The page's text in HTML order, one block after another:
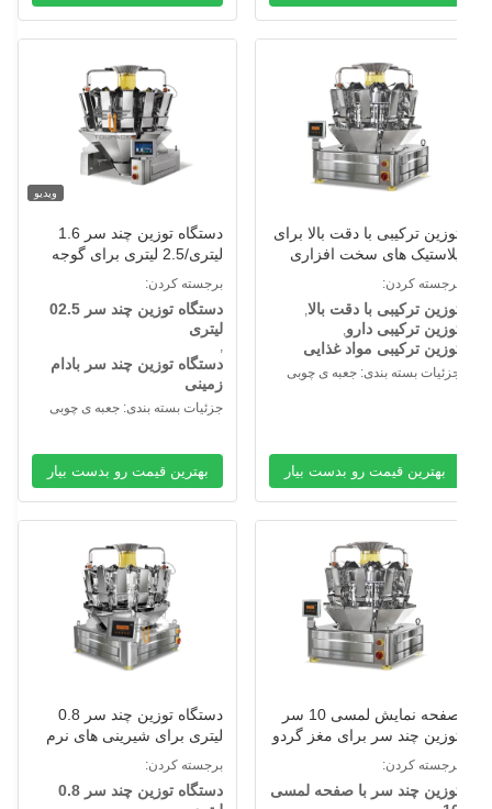
ترکیبی با دقت بالا برای
های سخت افزاری
مواد غذایی
کردن:
ترکیبی با دقت بالا,
ترکیبی دارو ,
ترکیبی مواد غذایی
بسته بندی: جعبه ی چوبی
بهترین قیمت رو بدست بیار
دستگاه توزین چند سر 1.6
لیتری/2.5 لیتری برای گوجه
فرنگی گیلاسی کوفته بادام
زمینی منجمد
برجسته کردن:
دستگاه توزین چند سر 02.5
دستگاه توزین چند سر بادام
زمینی
جزئیات بسته بندی: جعبه ی چوبی
بهترین قیمت رو بدست بیار
صفحه نمایش لمسی 10 سر
چند سر برای مغز گردو
کدو حلوایی
کردن:
چند سر با صفحه لمسی
دستگاه توزین چند سر 0.8
لیتری برای شیرینی های نرم
خرما خرچنگ
برجسته کردن:
دستگاه توزین چند سر 0.8